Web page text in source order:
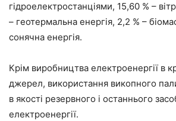
гідроелектростанціями, 15,60 % –
– геотермальна енергія, 2,2 % –
сонячна енергія.
Крім виробництва електроенергії в
джерел, використання викопного
в якості резервного і останнього
електроенергії.